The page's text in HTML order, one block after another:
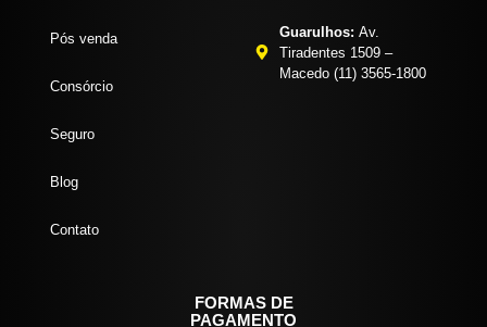
Pós venda
Consórcio
Seguro
Blog
Contato
Guarulhos: Av.
Tiradentes 1509 –
Macedo (11) 3565-1800
FORMAS DE
PAGAMENTO